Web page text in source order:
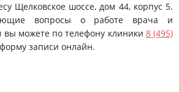
Щелковское шоссе, дом 44, корпус 5.
вопросы о работе врача и
вы можете по телефону клиники 8 (495)
записи онлайн.